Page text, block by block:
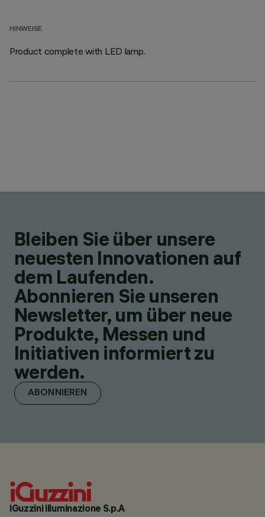
HINWEISE
Product complete with LED lamp.
Bleiben Sie über unsere
neuesten Innovationen auf
dem Laufenden.
Abonnieren Sie unseren
Newsletter, um über neue
Produkte, Messen und
Initiativen informiert zu
werden.
ABONNIEREN
iGuzzini illuminazione S.p.A